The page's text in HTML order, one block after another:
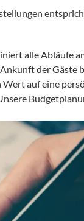
alle Abläufe
der Gäste
auf eine